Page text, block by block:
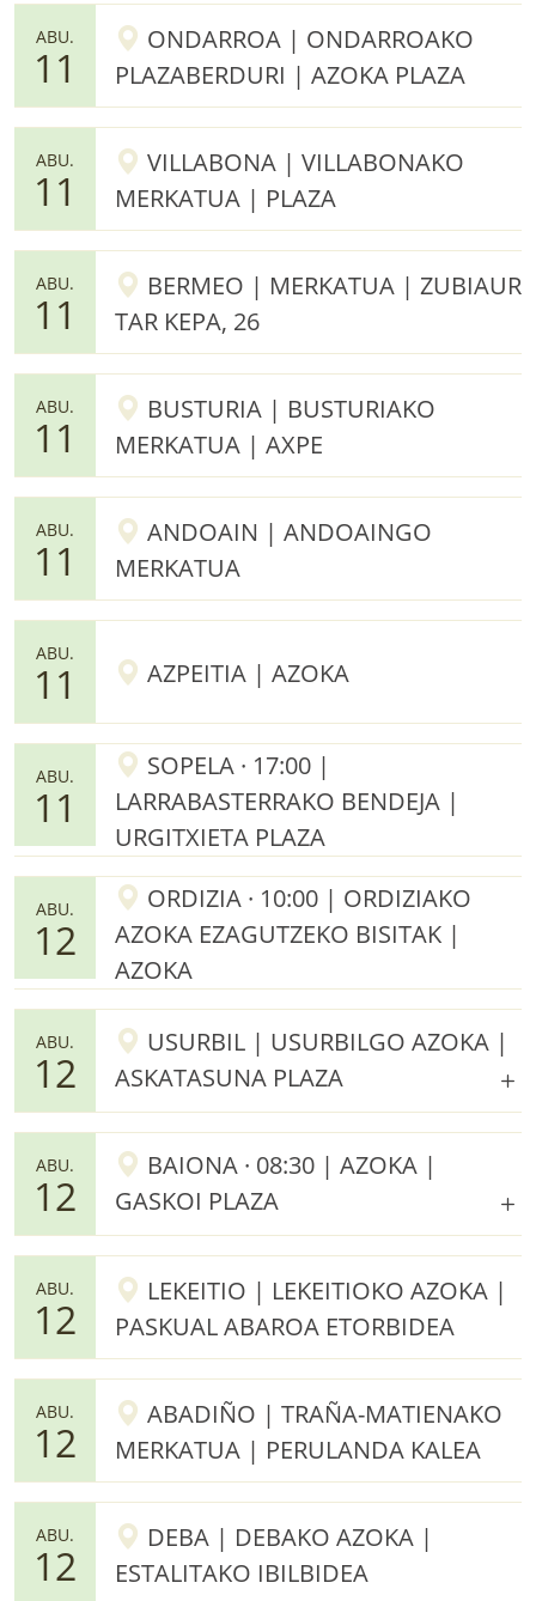
ABU.
11
ONDARROA | ONDARROAKO
PLAZABERDURI | AZOKA PLAZA
ABU.
11
VILLABONA | VILLABONAKO
MERKATUA | PLAZA
ABU.
11
BERMEO | MERKATUA | ZUBIAUR
TAR KEPA, 26
ABU.
11
BUSTURIA | BUSTURIAKO
MERKATUA | AXPE
ABU.
11
ANDOAIN | ANDOAINGO
MERKATUA
ABU.
11 AZPEITIA | AZOKA
ABU.
11
SOPELA · 17:00 |
LARRABASTERRAKO BENDEJA |
URGITXIETA PLAZA
ABU.
12
ORDIZIA · 10:00 | ORDIZIAKO
AZOKA EZAGUTZEKO BISITAK |
AZOKA
ABU.
12
USURBIL | USURBILGO AZOKA |
ASKATASUNA PLAZA
ABU.
12
BAIONA · 08:30 | AZOKA |
GASKOI PLAZA
ABU.
12
LEKEITIO | LEKEITIOKO AZOKA |
PASKUAL ABAROA ETORBIDEA
ABU.
12
ABADIÑO | TRAÑA-MATIENAKO
MERKATUA | PERULANDA KALEA
ABU.
12
DEBA | DEBAKO AZOKA |
ESTALITAKO IBILBIDEA